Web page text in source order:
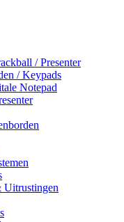
/ Presenter
/ Keypads
Notepad
Uitrustingen